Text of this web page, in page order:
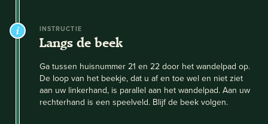
INSTRUCTIE
Langs de beek
Ga tussen huisnummer 21 en 22 door het wandelpad op.
De loop van het beekje, dat u af en toe wel en niet ziet
aan uw linkerhand, is parallel aan het wandelpad. Aan uw
rechterhand is een speelveld. Blijf de beek volgen.